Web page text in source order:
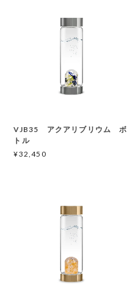
VJB35 アクアリブリウム ボ
トル
¥32,450